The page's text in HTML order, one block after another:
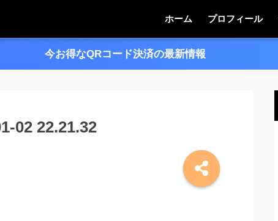
ホーム プロフィール
今お得なQRコード決済の最新情報
02 22.21.32